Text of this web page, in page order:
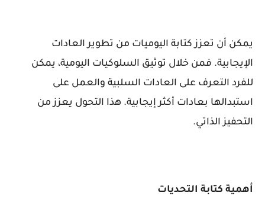
يمكن أن تعزز كتابة اليوميات من تطوير العادات
الإيجابية. فمن خلال توثيق السلوكيات اليومية، يمكن
للفرد التعرف على العادات السلبية والعمل على
استبدالها بعادات أكثر إيجابية. هذا التحول يعزز من
التحفيز الذاتي.
أهمية كتابة التحديات